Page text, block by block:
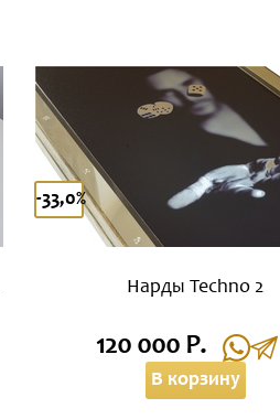
Нарды Techno 2
-33,0%
120 000 Р.
В корзину